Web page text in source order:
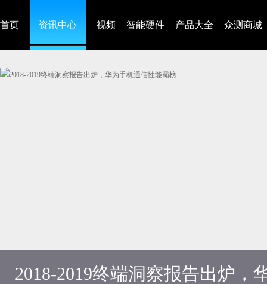
首页 资讯中心 视频 智能硬件 产品大全 众测商城
2018-2019终端洞察报告出炉，